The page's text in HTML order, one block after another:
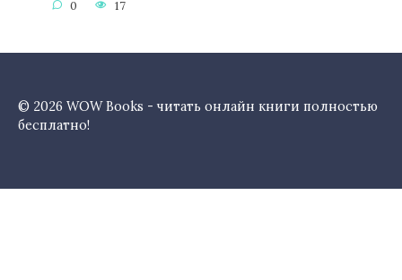
0 17
© 2026 WOW Books - читать онлайн книги полностью
бесплатно!